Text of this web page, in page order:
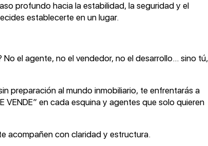
profundo hacia la estabilidad, la seguridad y el
establecerte en un lugar.
el agente, no el vendedor, no el desarrollo… sino tú,
preparación al mundo inmobiliario, te enfrentarás a
en cada esquina y agentes que solo quieren
acompañen con claridad y estructura.